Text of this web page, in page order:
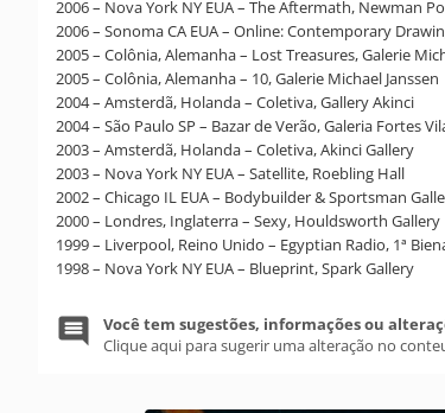
2006 – Nova York NY EUA – The Aftermath, Newman
2006 – Sonoma CA EUA – Online: Contemporary
2005 – Colônia, Alemanha – Lost Treasures, Galerie
2005 – Colônia, Alemanha – 10, Galerie Michael Janssen
2004 – Amsterdã, Holanda – Coletiva, Gallery Akinci
2004 – São Paulo SP – Bazar de Verão, Galeria Fortes
2003 – Amsterdã, Holanda – Coletiva, Akinci Gallery
2003 – Nova York NY EUA – Satellite, Roebling Hall
2002 – Chicago IL EUA – Bodybuilder & Sportsman
2000 – Londres, Inglaterra – Sexy, Houldsworth Gallery
1999 – Liverpool, Reino Unido – Egyptian Radio, 1ª
1998 – Nova York NY EUA – Blueprint, Spark Gallery
Você tem sugestões, informações ou
Clique aqui para sugerir uma alteração no